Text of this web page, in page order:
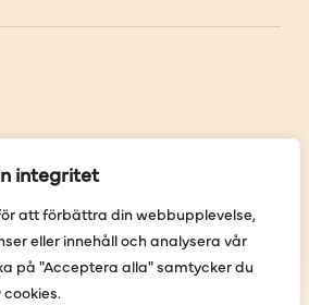
integritet
att förbättra din webbupplevelse,
eller innehåll och analysera vår
på "Acceptera alla" samtycker du